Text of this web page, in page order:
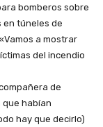
bomberos sobre
en túneles de
a mostrar
del incendio
de
que habían
hay que decirlo)